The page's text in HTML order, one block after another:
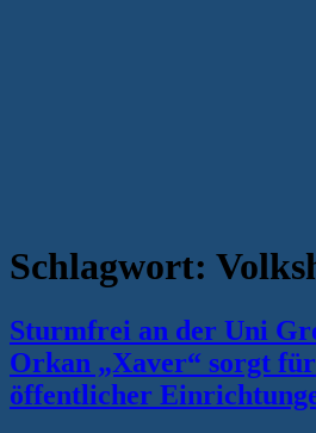
Schlagwort:
Sturmfrei an der Uni
Orkan „Xaver“ sorgt
öffentlicher